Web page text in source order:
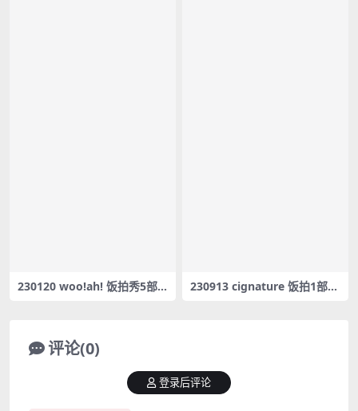
230120 woo!ah! 饭拍秀5部fa
230913 cignature 饭拍1部fa
评论(0)
登录后评论